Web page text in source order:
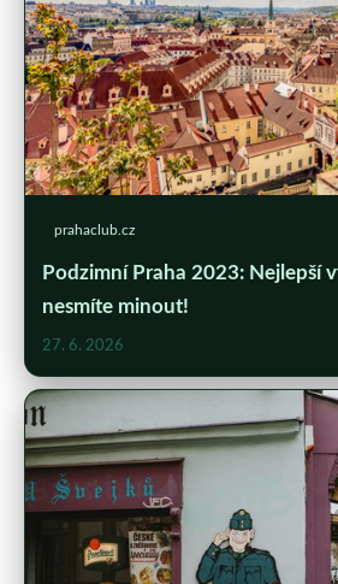
prahaclub.cz
Podzimní Praha 2023: Nejlepší
nesmíte minout!
27. 6. 2026